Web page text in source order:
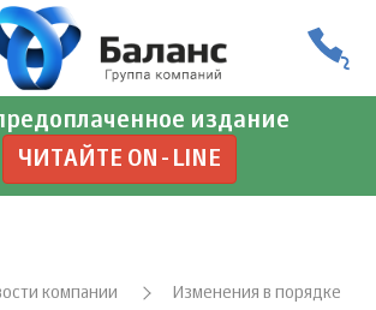
издание
ЧИТАЙТЕ ON-LINE
компании
Изменения в порядке